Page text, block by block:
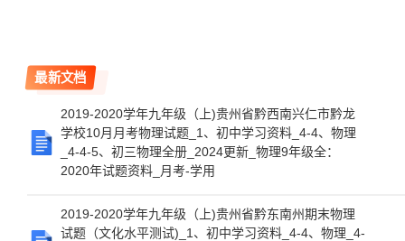
最新文档
2019-2020学年九年级（上)贵州省黔西南兴仁市黔龙
学校10月月考物理试题_1、初中学习资料_4-4、物理
_4-4-5、初三物理全册_2024更新_物理9年级全：
2020年试题资料_月考-学用
2019-2020学年九年级（上)贵州省黔东南州期末物理
试题（文化水平测试)_1、初中学习资料_4-4、物理_4-